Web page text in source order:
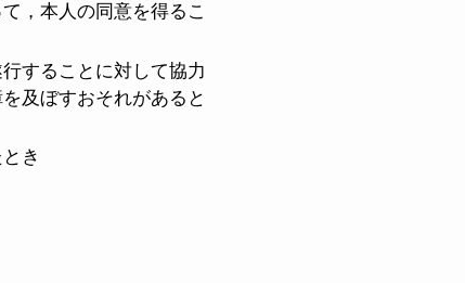
，本人の同意を得るこ
することに対して協力
及ぼすおそれがあると
き